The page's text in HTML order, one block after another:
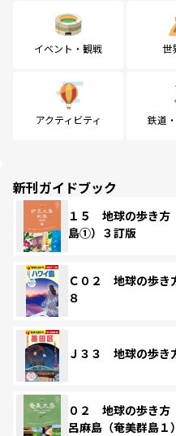
イベント・観戦 世
アクティビティ 鉄道
新刊ガイドブック
１５ 地球の歩き
島①）３訂版
Ｃ０２ 地球の歩
８
Ｊ３３ 地球の歩
０２ 地球の歩き
呂麻島（奄美群島